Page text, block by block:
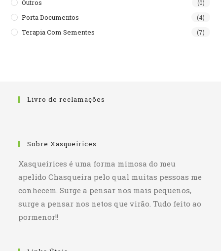
Outros (0)
Porta Documentos (4)
Terapia Com Sementes (7)
Livro de reclamações
Sobre Xasqueirices
Xasqueirices é uma forma mimosa do meu
apelido Chasqueira pelo qual muitas pessoas me
conhecem. Surge a pensar nos mais pequenos,
surge a pensar nos netos que virão. Tudo feito ao
pormenor!!